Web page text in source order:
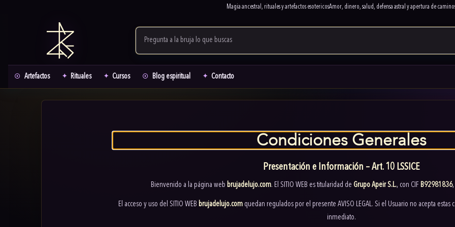
Magia ancestral, rituales y artefactos esotericosAmor, dinero, salud, defensa astral y apertura de
Artefactos Rituales Cursos Blog espiritual Contacto
Condiciones Generales
Presentación e Información – Art. 10 LSSICE
Bienvenido a la página web brujadelujo.com. El SITIO WEB es titularidad de Grupo Apeir S.L., con CIF B92981836
El acceso y uso del SITIO WEB brujadelujo.com quedan regulados por el presente AVISO LEGAL. Si el Usuario no acepta
inmediato.